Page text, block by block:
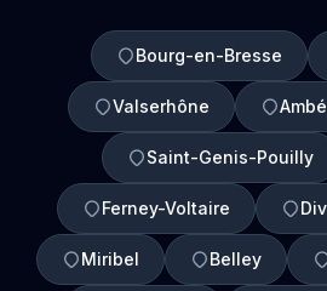
Bourg-en-Bresse
Valserhône
Saint-Genis-Pouilly
Ferney-Voltaire
Miribel Belley